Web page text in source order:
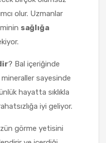
olur. Uzmanlar
sağlığa
? Bal içeriğinde
mineraller sayesinde
hayatta sıklıkla
iyi geliyor.
görme yetisini